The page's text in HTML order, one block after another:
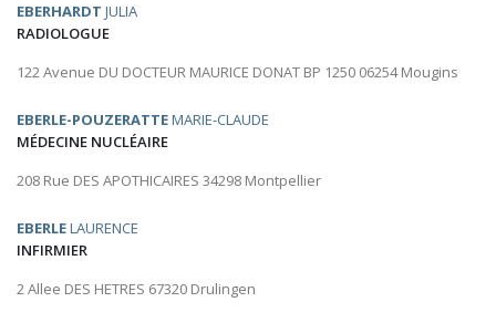
EBERHARDT JULIA
RADIOLOGUE
122 Avenue DU DOCTEUR MAURICE DONAT BP 1250 06254 Mougins
EBERLE-POUZERATTEMARIE-CLAUDE
MÉDECINE NUCLÉAIRE
208 Rue DES APOTHICAIRES 34298 Montpellier
EBERLELAURENCE
INFIRMIER
2 Allee DES HETRES 67320 Drulingen